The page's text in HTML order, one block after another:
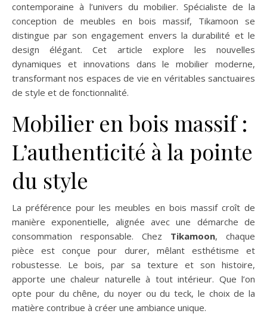
contemporaine à l’univers du mobilier. Spécialiste de la
conception de meubles en bois massif, Tikamoon se
distingue par son engagement envers la durabilité et le
design élégant. Cet article explore les nouvelles
dynamiques et innovations dans le mobilier moderne,
transformant nos espaces de vie en véritables sanctuaires
de style et de fonctionnalité.
Mobilier en bois massif :
L’authenticité à la pointe
du style
La préférence pour les meubles en bois massif croît de
manière exponentielle, alignée avec une démarche de
consommation responsable. Chez Tikamoon, chaque
pièce est conçue pour durer, mêlant esthétisme et
robustesse. Le bois, par sa texture et son histoire,
apporte une chaleur naturelle à tout intérieur. Que l’on
opte pour du chêne, du noyer ou du teck, le choix de la
matière contribue à créer une ambiance unique.